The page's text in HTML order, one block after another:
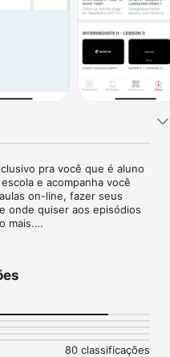
pra você que é aluno
e acompanha você
on-line, fazer seus
onde quiser aos episódios
mais.
relembrar o que foi
de casa, do trabalho, em
inseguro sobre algum
80 classificações